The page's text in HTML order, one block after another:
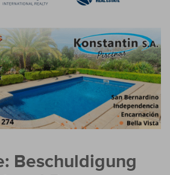
Beschuldigung